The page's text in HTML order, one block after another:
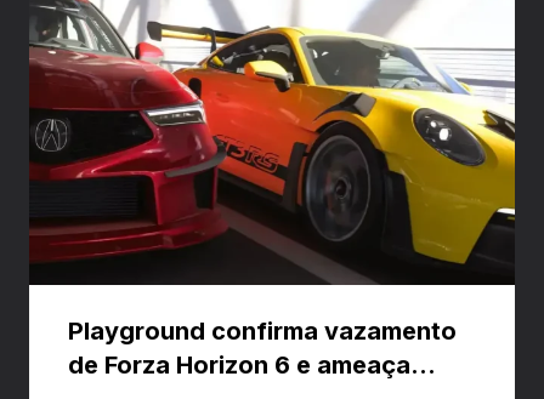
Playground confirma vazamento
de Forza Horizon 6 e ameaça